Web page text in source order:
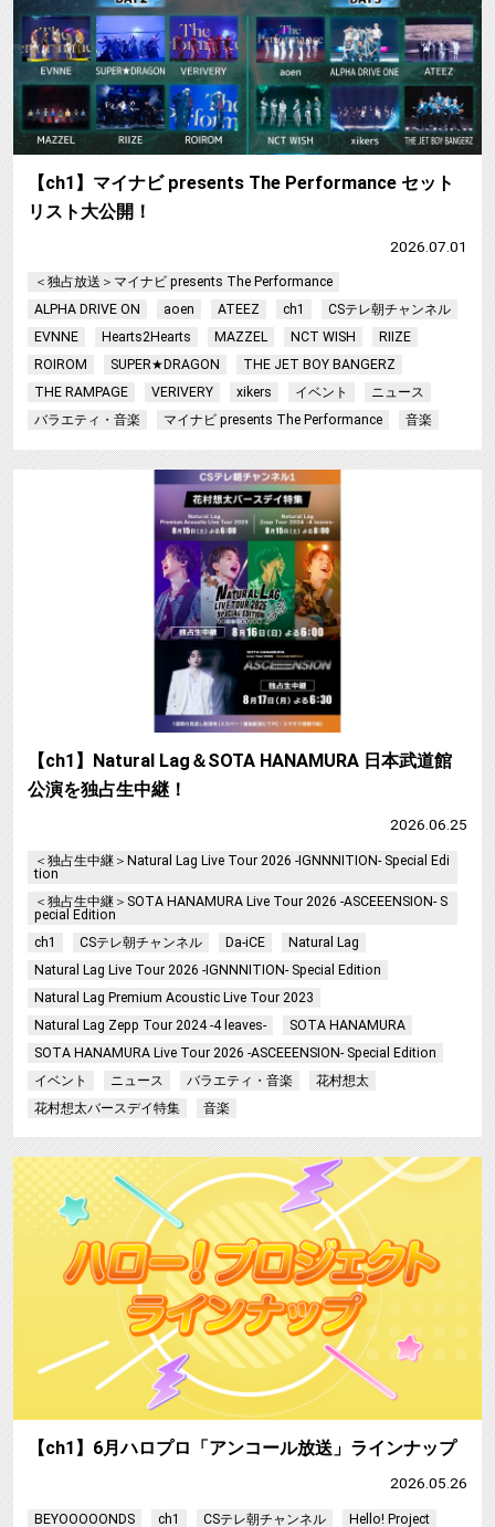
【ch1】マイナビ presents The Performance セット
リスト大公開！
2026.07.01
＜独占放送＞マイナビ presents The Performance
ALPHA DRIVE ON
aoen ATEEZ ch1
CSテレ朝チャンネル
EVNNE
Hearts2Hearts MAZZEL NCT WISH
RIIZE
ROIROM
SUPER★DRAGON
THE JET BOY BANGERZ
THE RAMPAGE
VERIVERY xikers イベント
ニュース
バラエティ・音楽
マイナビ presents The Performance 音楽
【ch1】Natural Lag＆SOTA HANAMURA 日本武道館
公演を独占生中継！
2026.06.25
＜独占生中継＞Natural Lag Live Tour 2026 -IGNNNITION- Special Edi
tion
＜独占生中継＞SOTA HANAMURA Live Tour 2026 -ASCEEENSION- S
pecial Edition
ch1
CSテレ朝チャンネル Da-iCE
Natural Lag
Natural Lag Live Tour 2026 -IGNNNITION- Special Edition
Natural Lag Premium Acoustic Live Tour 2023
Natural Lag Zepp Tour 2024 -4 leaves-
SOTA HANAMURA
SOTA HANAMURA Live Tour 2026 -ASCEEENSION- Special Edition
イベント
ニュース バラエティ・音楽
花村想太
花村想太バースデイ特集
音楽
【ch1】6月ハロプロ「アンコール放送」ラインナップ
2026.05.26
BEYOOOOONDS ch1 CSテレ朝チャンネル
Hello! Project